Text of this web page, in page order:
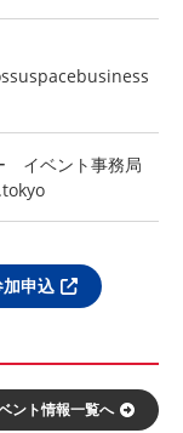
イベント事務局
申込
ント情報⼀覧へ